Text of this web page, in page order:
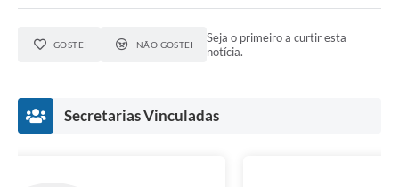
GOSTEI NÃO GOSTEI
Seja o primeiro a curtir esta
notícia.
Secretarias Vinculadas